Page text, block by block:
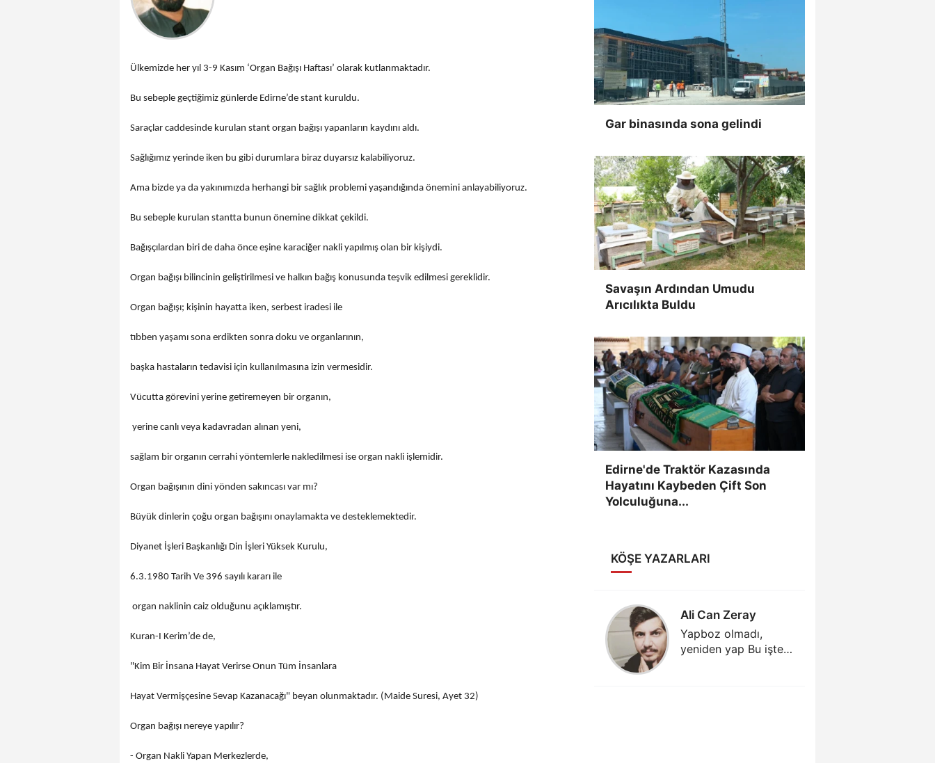
Ülkemizde her yıl 3-9 Kasım ‘Organ Bağışı Haftası’ olarak kutlanmaktadır.
Bu sebeple geçtiğimiz günlerde Edirne’de stant kuruldu.
Saraçlar caddesinde kurulan stant organ bağışı yapanların kaydını aldı.
Sağlığımız yerinde iken bu gibi durumlara biraz duyarsız kalabiliyoruz.
Ama bizde ya da yakınımızda herhangi bir sağlık problemi yaşandığında önemini anlayabiliyoruz.
Bu sebeple kurulan stantta bunun önemine dikkat çekildi.
Bağışçılardan biri de daha önce eşine karaciğer nakli yapılmış olan bir kişiydi.
Organ bağışı bilincinin geliştirilmesi ve halkın bağış konusunda teşvik edilmesi gereklidir.
Organ bağışı; kişinin hayatta iken, serbest iradesi ile
tıbben yaşamı sona erdikten sonra doku ve organlarının,
başka hastaların tedavisi için kullanılmasına izin vermesidir.
Vücutta görevini yerine getiremeyen bir organın,
yerine canlı veya kadavradan alınan yeni,
sağlam bir organın cerrahi yöntemlerle nakledilmesi ise organ nakli işlemidir.
Organ bağışının dini yönden sakıncası var mı?
Büyük dinlerin çoğu organ bağışını onaylamakta ve desteklemektedir.
Diyanet İşleri Başkanlığı Din İşleri Yüksek Kurulu,
6.3.1980 Tarih Ve 396 sayılı kararı ile
organ naklinin caiz olduğunu açıklamıştır.
Kuran-I Kerim’de de,
"Kim Bir İnsana Hayat Verirse Onun Tüm İnsanlara
Hayat Vermişçesine Sevap Kazanacağı" beyan olunmaktadır. (Maide Suresi, Ayet 32)
Organ bağışı nereye yapılır?
- Organ Nakli Yapan Merkezlerde,
Gar binasında sona gelindi
Savaşın Ardından Umudu
Arıcılıkta Buldu
Edirne'de Traktör Kazasında
Hayatını Kaybeden Çift Son
Yolculuğuna...
KÖŞE YAZARLARI
Ali Can Zeray
Yapboz olmadı,
yeniden yap Bu işte